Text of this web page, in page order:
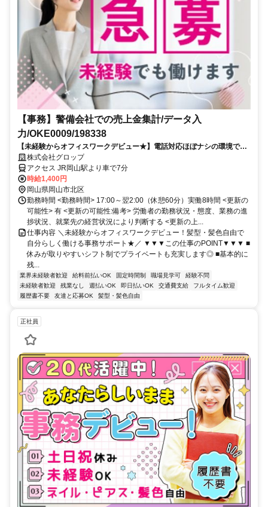
【事務】警備会社での売上金集計/データ入
力/OKE0009/198338
【未経験からオフィスワークデビュー★】電話対応ほぼナシの環境で、
自分のペースでしっかり稼ぎませんか♪
株式会社グロップ
アクセス JR岡山駅より車で7分
時給1,400円
岡山県岡山市北区
勤務時間 <勤務時間> 17:00～翌2:00（休憩60分）実働8時間 <更新の
可能性> 有 <更新の可能性:備考> 労働者の勤務状況・態度、業務の進
捗状況、就業先の経営状況により判断する <更新の上...
仕事内容 ＼未経験からオフィスワークデビュー！髪型・髪色自由で
自分らしく働ける事務サポート★／ ▼▼▼この仕事のPOINT▼▼▼ ■
休みが取りやすいシフト制でプライベートも充実します◎ ■基本的に
残...
業界未経験者歓迎 給料前払いOK 固定時間制 職場見学可
経験不問
未経験者歓迎
残業なし 週払いOK 即日払いOK 交通費支給
フルタイム歓迎
履歴書不要
友達と応募OK 髪型・髪色自由
正社員